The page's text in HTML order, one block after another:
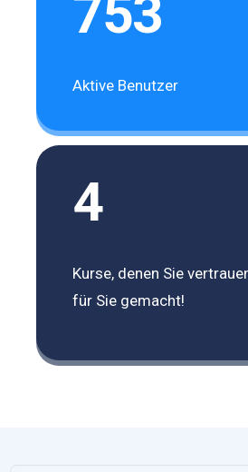
753
Aktive Benutzer
4
Kurse, denen Sie
für Sie gemacht!